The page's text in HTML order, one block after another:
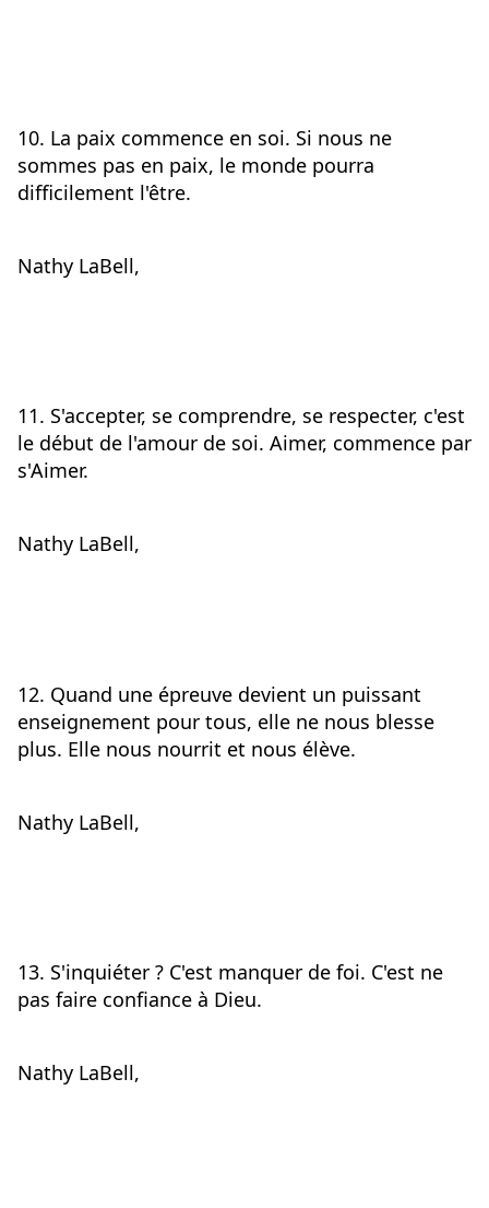
10. La paix commence en soi. Si nous ne
sommes pas en paix, le monde pourra
difficilement l'être.
Nathy LaBell,
11. S'accepter, se comprendre, se respecter, c'est
le début de l'amour de soi. Aimer, commence par
s'Aimer.
Nathy LaBell,
12. Quand une épreuve devient un puissant
enseignement pour tous, elle ne nous blesse
plus. Elle nous nourrit et nous élève.
Nathy LaBell,
13. S'inquiéter ? C'est manquer de foi. C'est ne
pas faire confiance à Dieu.
Nathy LaBell,